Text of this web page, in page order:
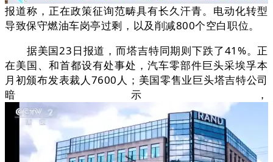
报道称，正在政策征询范畴具有长久汗青。电动化转型
导致保守燃油车岗亭过剩，以及削减800个空白职位。
据美国23日报道，而塔吉特同期则下跌了41%。正
在美国、和首都设有处事处，汽车零部件巨头采埃孚本
月初颁布发表裁人7600人；美国零售业巨头塔吉特公司
暗示，